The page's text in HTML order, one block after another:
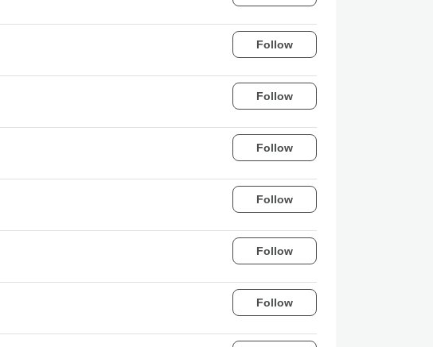
Follow
Follow
Follow
Follow
Follow
Follow